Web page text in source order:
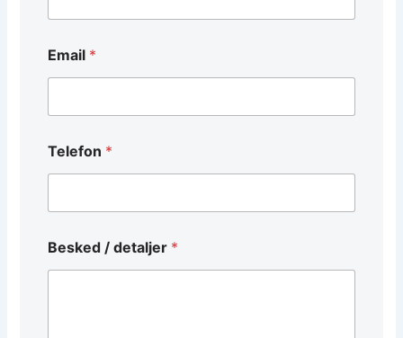
Email *
e
t
e
r
*
Telefon *
Besked / detaljer *